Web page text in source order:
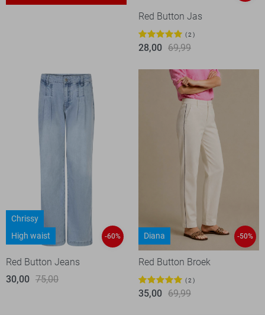
Red Button Jas
2
28,00 69,99
Chrissy
High waist
-60%
Red Button Jeans
30,00 75,00
Diana -50%
Red Button Broek
2
35,00 69,99